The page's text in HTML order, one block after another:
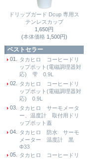
ドリップガード Dcup 専用ス
テンレスカップ
1,650円
(本体価格1,500円)
ベストセラー
01.
タカヒロ コーヒードリ
ップポット(電磁調理器対
応) 雫 0.9L
02.
タカヒロ コーヒードリ
ップポット(電磁調理器対
応) 0.9L
03.
タカヒロ サーモメータ
ー、温度計 取付用ドリ
ップポット蓋
04.
タカヒロ 防水 サーモ
メーター 温度計 黒
Φ33
05.
タカヒロ コーヒードリ